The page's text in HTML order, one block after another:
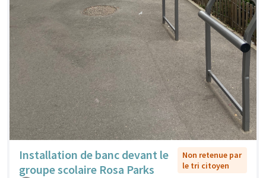
Installation de banc devant le
groupe scolaire Rosa Parks
Non retenue par
le tri citoyen